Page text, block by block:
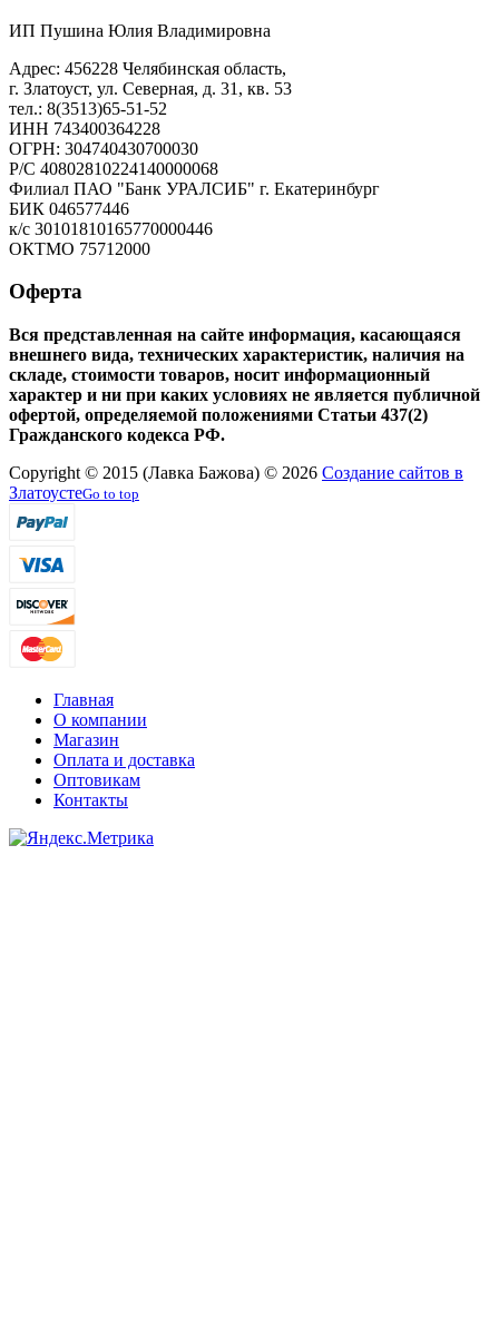
ИП Пушина Юлия Владимировна
Адрес: 456228 Челябинская область,
г. Златоуст, ул. Северная, д. 31, кв. 53
тел.: 8(3513)65-51-52
ИНН 743400364228
ОГРН: 304740430700030
Р/С 40802810224140000068
Филиал ПАО "Банк УРАЛСИБ" г. Екатеринбург
БИК 046577446
к/с 30101810165770000446
ОКТМО 75712000
Оферта
Вся представленная на сайте информация, касающаяся
внешнего вида, технических характеристик, наличия на
складе, стоимости товаров, носит информационный
характер и ни при каких условиях не является публичной
офертой, определяемой положениями Статьи 437(2)
Гражданского кодекса РФ.
Copyright © 2015 (Лавка Бажова) © 2026 Создание сайтов в
ЗлатоустеGo to top
Главная
О компании
Магазин
Оплата и доставка
Оптовикам
Контакты